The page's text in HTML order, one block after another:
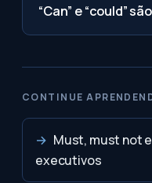
“Can” e “could”
CONTINUE
→ Must, must not
executivos